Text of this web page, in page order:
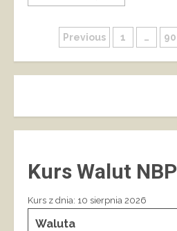
wpisów
Previous 1 … 90
Kurs Walut NBP
Kurs z dnia: 10 sierpnia 2026
Waluta